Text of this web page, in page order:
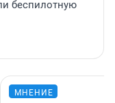
беспилотную
МНЕНИЕ